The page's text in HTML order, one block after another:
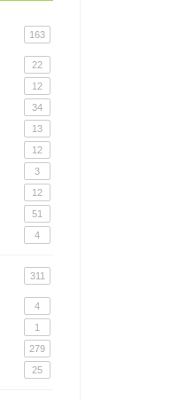
163
22
12
34
13
12
3
12
51
4
311
4
1
279
25